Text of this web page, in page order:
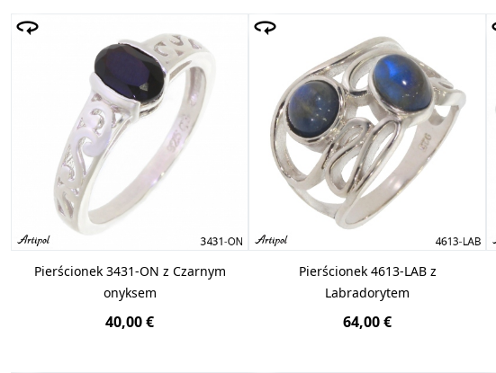
Pierścionek 3431-ON z Czarnym
onyksem
40,00 €
Pierścionek 4613-LAB z
Labradorytem
64,00 €